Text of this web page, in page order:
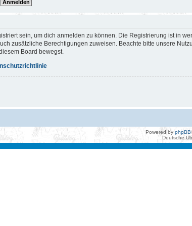
sein, um dich anmelden zu können. Die Registrierung ist in
zusätzliche Berechtigungen zuweisen. Beachte bitte unsere
Board bewegst.
Powered by phpBB
Deutsche